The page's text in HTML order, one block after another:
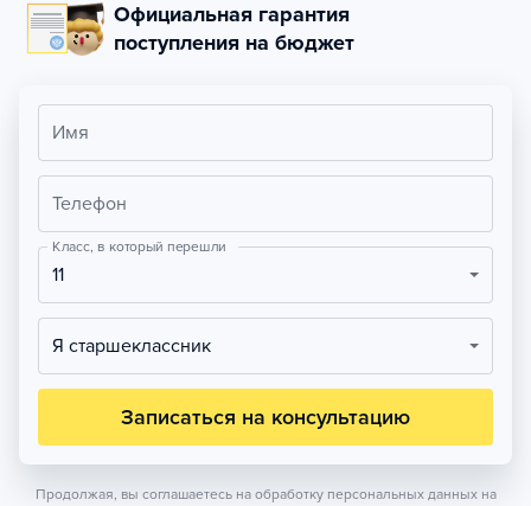
Официальная гарантия
поступления на бюджет
Имя
Телефон
Класс, в который перешли
11
Я старшеклассник
Записаться на консультацию
Продолжая, вы соглашаетесь на обработку персональных данных на